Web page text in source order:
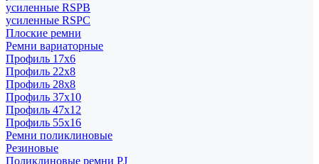
усиленные RSPB
усиленные RSPC
Плоские ремни
Ремни вариаторные
Профиль 17x6
Профиль 22x8
Профиль 28x8
Профиль 37x10
Профиль 47x12
Профиль 55x16
Ремни поликлиновые
Резиновые
Поликлиновые ремни PJ